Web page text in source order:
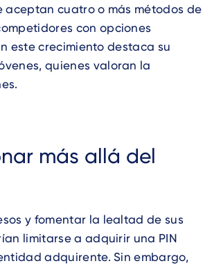
aceptan cuatro o más métodos de
con opciones
este crecimiento destaca su
quienes valoran la
más allá del
y fomentar la lealtad de sus
limitarse a adquirir una PIN
adquirente. Sin embargo,